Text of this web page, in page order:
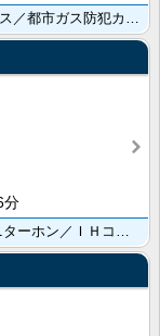
新築（2026／6築）／オートロック／宅配ボックス／都市ガス防犯カメラ／追い焚き機能／浴室乾燥機／温･･･
分
都市ガス物件／ロフト付き／ミニ冷蔵庫ＴＶモニターホン／ＩＨコンロ／ＣＡＴＶ